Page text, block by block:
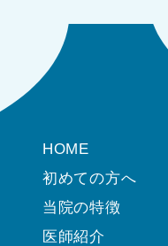
HOME
初めての方へ
当院の特徴
医師紹介